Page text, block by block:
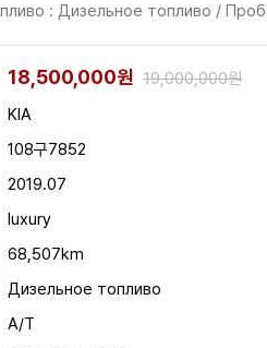
: Дизельное топливо /
18,500,000원 19,000,000원
KIA
108구7852
2019.07
luxury
68,507km
Дизельное топливо
A/T